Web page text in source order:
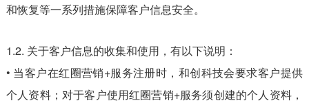
和恢复等一系列措施保障客户信息安全。
1.2. 关于客户信息的收集和使用，有以下说明：
• 当客户在红圈营销+服务注册时，和创科技会要求客户提供
个人资料；对于客户使用红圈营销+服务须创建的个人资料，